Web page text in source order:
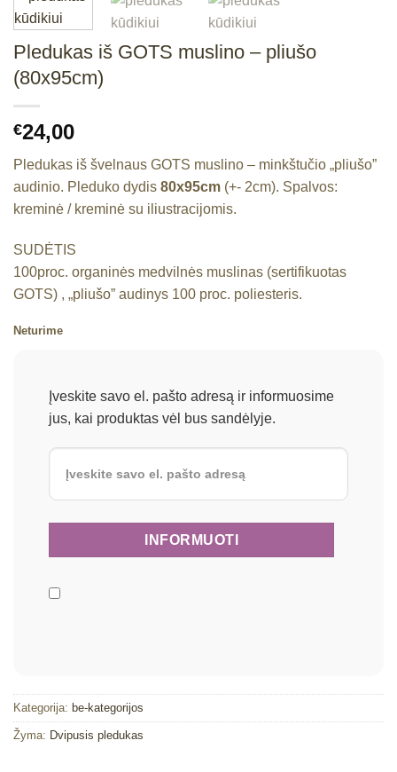
Pledukas iš GOTS muslino – pliušo
(80x95cm)
€24,00
Pledukas iš švelnaus GOTS muslino – minkštučio „pliušo”
audinio. Pleduko dydis 80x95cm (+- 2cm). Spalvos:
kreminė / kreminė su iliustracijomis.
SUDĖTIS
100proc. organinės medvilnės muslinas (sertifikuotas
GOTS) , „pliušo” audinys 100 proc. poliesteris.
Neturime
Įveskite savo el. pašto adresą ir informuosime
jus, kai produktas vėl bus sandėlyje.
Kategorija: be-kategorijos
Žyma: Dvipusis pledukas